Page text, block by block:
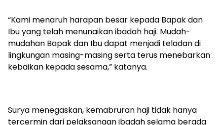
“Kami menaruh harapan besar kepada Bapak dan
Ibu yang telah menunaikan ibadah haji. Mudah-
mudahan Bapak dan Ibu dapat menjadi teladan di
lingkungan masing-masing serta terus menebarkan
kebaikan kepada sesama,” katanya.
Surya menegaskan, kemabruran haji tidak hanya
tercermin dari pelaksanaan ibadah selama berada